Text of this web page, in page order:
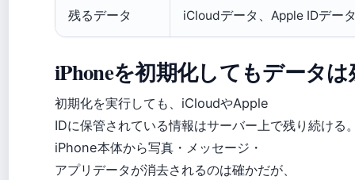
残るデータ iCloudデータ、Apple IDデー
iPhoneを初期化してもデータ
初期化を実行しても、iCloudやApple
IDに保管されている情報はサーバー上で残り続ける
iPhone本体から写真・メッセージ・
アプリデータが消去されるのは確かだが、